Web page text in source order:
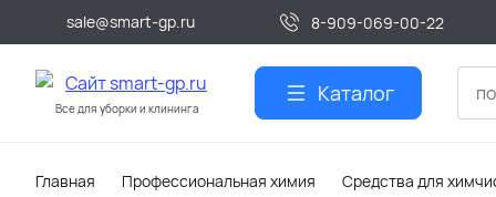
sale@smart-gp.ru 8-909-069-00-22
Все для уборки и клининга
Каталог
Главная Профессиональная химия Средства для